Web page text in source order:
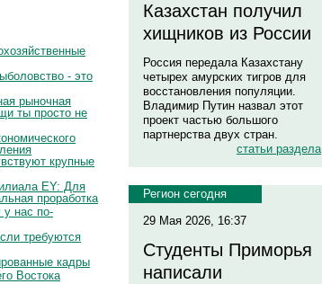
- это
рыночная
ты просто не
крупные
EY: Для
проработка
нас по-
требуются
кадры
Востока
Казахстан получил
хищников из России
Россия передала Казахстану
четырех амурских тигров для
восстановления популяции.
Владимир Путин назвал этот
проект частью большого
партнерства двух стран.
статьи раздела
Регион сегодня
29 Мая 2026, 16:37
Студенты Приморья
написали